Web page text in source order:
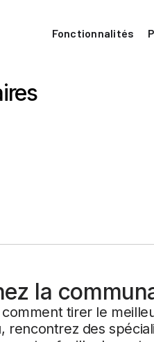
Fonctionnalités
la
tirer le
rencontrez des